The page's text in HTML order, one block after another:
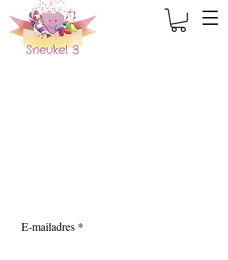
E-mailadres